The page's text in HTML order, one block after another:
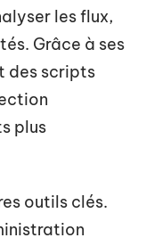
les flux,
Grâce à ses
des scripts
plus
outils clés.